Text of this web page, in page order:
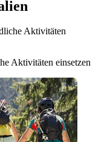
Aktivitäten
Aktivitäten einsetzen